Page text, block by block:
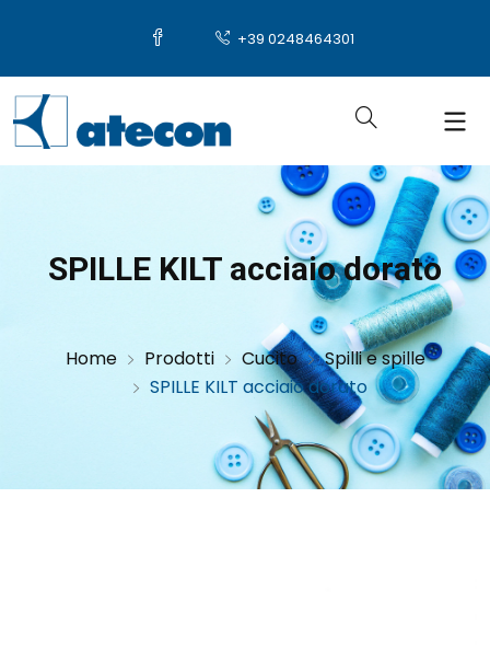
+39 0248464301
SPILLE KILT acciaio dorato
Home Prodotti Cucito
Spilli e spille
SPILLE KILT acciaio dorato